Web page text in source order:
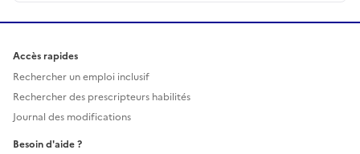
Accès rapides
Rechercher un emploi inclusif
Rechercher des prescripteurs habilités
Journal des modifications
Besoin d'aide ?